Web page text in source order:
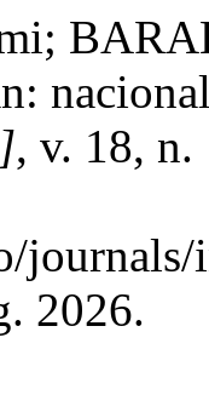
, v. 18,
2026.